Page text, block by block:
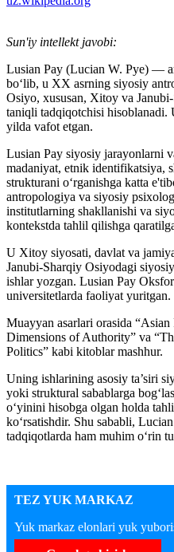
Sun'iy intellekt javobi:
Lusian Pay (Lucian W. Pye) —
bo‘lib, u XX asrning siyosiy
Osiyo, xususan, Xitoy va
taniqli tadqiqotchisi hisoblanadi.
yilda vafot etgan.
Lusian Pay siyosiy jarayonlarni
madaniyat, etnik identifikatsiya,
strukturani o‘rganishga katta
antropologiya va siyosiy
institutlarning shakllanishi va
kontekstda tahlil qilishga
U Xitoy siyosati, davlat va
Janubi-Sharqiy Osiyodagi
ishlar yozgan. Lusian Pay
universitetlarda faoliyat yuritgan.
Muayyan asarlari orasida
Dimensions of Authority” va
Politics” kabi kitoblar mashhur.
Uning ishlarining asosiy ta’siri
yoki struktural sabablarga
o‘yinini hisobga olgan holda
ko‘rsatishdir. Shu sababli,
tadqiqotlarda ham muhim o‘rin
TEZ YUK MARKAZ
Yuk markaz elonlari yuk